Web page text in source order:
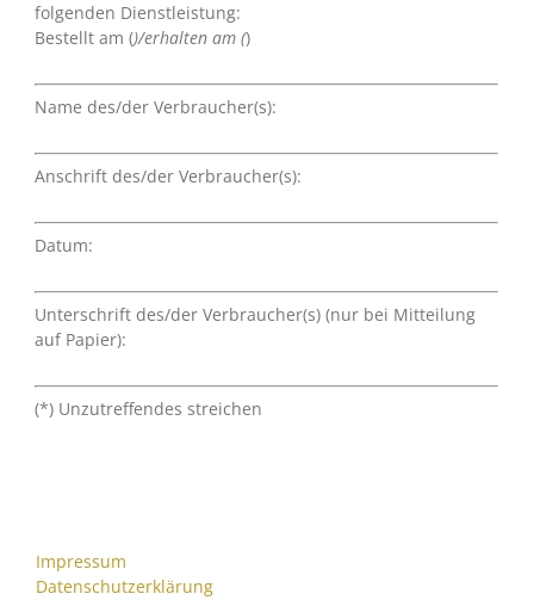
folgenden Dienstleistung:
Bestellt am ()/erhalten am ()
Name des/der Verbraucher(s):
Anschrift des/der Verbraucher(s):
Datum:
Unterschrift des/der Verbraucher(s) (nur bei Mitteilung
auf Papier):
(*) Unzutreffendes streichen
Impressum
Datenschutzerklärung